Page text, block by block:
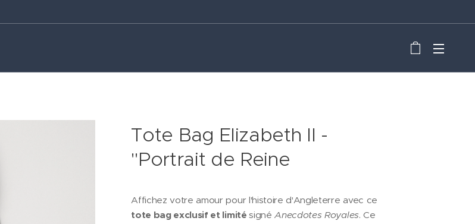
Tote Bag Elizabeth II -
"Portrait de Reine
Affichez votre amour pour l'histoire d'Angleterre avec ce
tote bag exclusif et limitésignéAnecdotes Royales. Ce